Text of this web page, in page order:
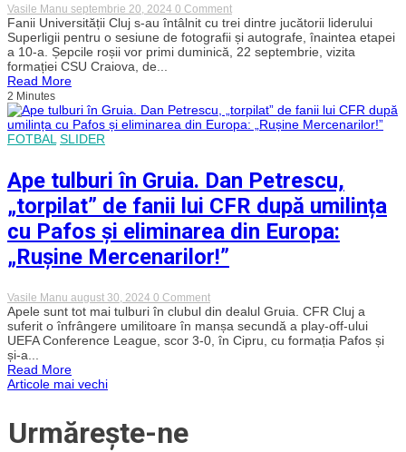
când?”
Vasile Manu septembrie 20, 2024 0 Commenton
Întâlnirea
jucătorilor
lui
„U”
înaintea
duelului
cu
Fanii Universității Cluj s-au întâlnit cu trei dintre jucătorii liderului
Superligii pentru o sesiune de fotografii și autografe, înaintea etapei
a 10-a. Șepcile roșii vor primi duminică, 22 septembrie, vizita
formației CSU Craiova, de...
Read More
2 Minutes
FOTBAL SLIDER
Ape tulburi în Gruia. Dan Petrescu,
„torpilat” de fanii lui CFR după umilința
cu Pafos și eliminarea din Europa:
„Rușine Mercenarilor!”
Vasile Manu august 30, 2024 0 Commenton
Ape
tulburi
în
Gruia.
Apele sunt tot mai tulburi în clubul din dealul Gruia. CFR Cluj a
suferit o înfrângere umilitoare în manșa secundă a play-off-ului
UEFA Conference League, scor 3-0, în Cipru, cu formația Pafos și
și-a...
Read More
Navigare
în
Articole mai vechi
Urmărește-ne